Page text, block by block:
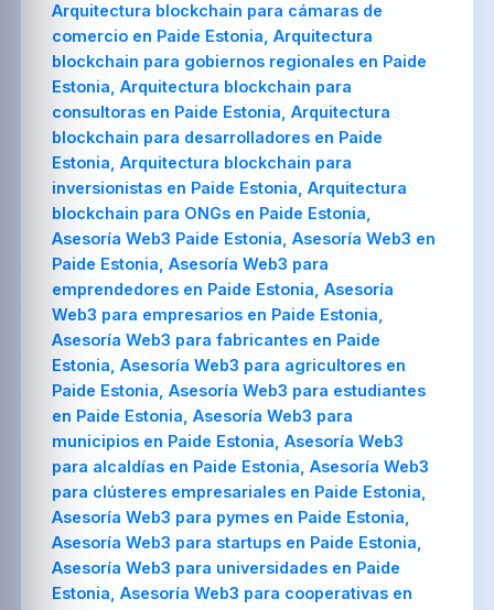
Arquitectura blockchain para cámaras de
comercio en Paide Estonia, Arquitectura
blockchain para gobiernos regionales en Paide
Estonia, Arquitectura blockchain para
consultoras en Paide Estonia, Arquitectura
blockchain para desarrolladores en Paide
Estonia, Arquitectura blockchain para
inversionistas en Paide Estonia, Arquitectura
blockchain para ONGs en Paide Estonia,
Asesoría Web3 Paide Estonia, Asesoría Web3 en
Paide Estonia, Asesoría Web3 para
emprendedores en Paide Estonia, Asesoría
Web3 para empresarios en Paide Estonia,
Asesoría Web3 para fabricantes en Paide
Estonia, Asesoría Web3 para agricultores en
Paide Estonia, Asesoría Web3 para estudiantes
en Paide Estonia, Asesoría Web3 para
municipios en Paide Estonia, Asesoría Web3
para alcaldías en Paide Estonia, Asesoría Web3
para clústeres empresariales en Paide Estonia,
Asesoría Web3 para pymes en Paide Estonia,
Asesoría Web3 para startups en Paide Estonia,
Asesoría Web3 para universidades en Paide
Estonia, Asesoría Web3 para cooperativas en